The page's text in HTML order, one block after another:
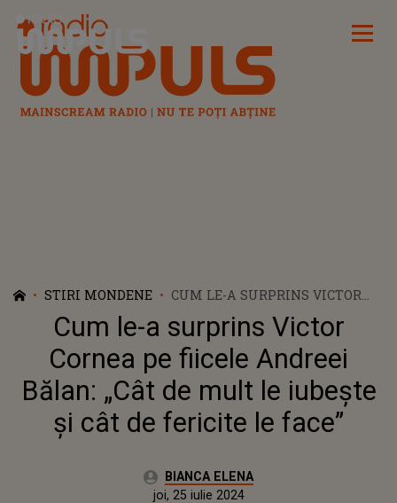
Radio Impuls
STIRI MONDENE
CUM LE-A SURPRINS VICTOR
CORNEA PE FIICELE ANDREEI
BĂLAN: „CÂT DE MULT LE
IUBEȘTE ȘI CÂT DE FERICITE LE
FACE”
Cum le-a surprins Victor
Cornea pe fiicele Andreei
Bălan: „Cât de mult le iubește
și cât de fericite le face”
Autor:BIANCA ELENA
Publicat:
joi, 25 iulie 2024